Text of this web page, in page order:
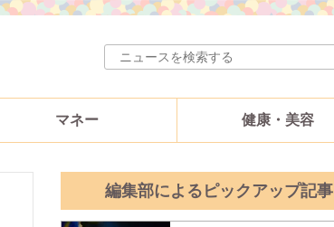
マネー 健康・美容
編集部によるピックアップ記事